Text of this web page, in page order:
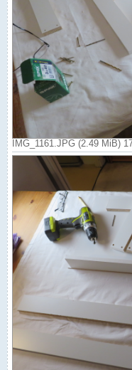
IMG_1161.JPG (2.49 MiB)